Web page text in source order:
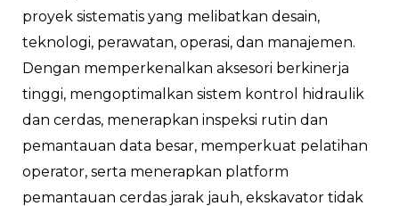
proyek sistematis yang melibatkan desain,
teknologi, perawatan, operasi, dan manajemen.
Dengan memperkenalkan aksesori berkinerja
tinggi, mengoptimalkan sistem kontrol hidraulik
dan cerdas, menerapkan inspeksi rutin dan
pemantauan data besar, memperkuat pelatihan
operator, serta menerapkan platform
pemantauan cerdas jarak jauh, ekskavator tidak